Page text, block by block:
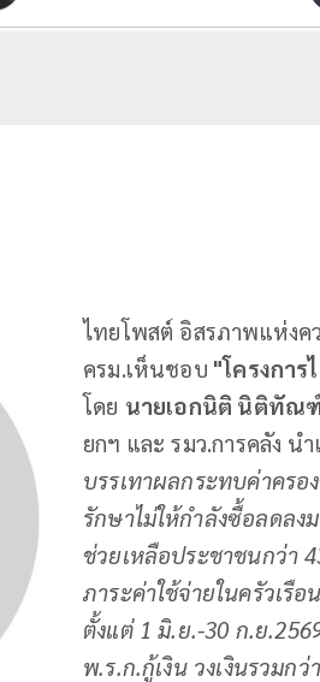
ไทยโพสต์ อิสรภาพแห่ง
ครม.เห็นชอบ "โครงกา
โดย นายเอกนิติ นิติทัณ
ยกฯ และ รมว.การคลัง นำ
บรรเทาผลกระทบค่าคร
รักษาไม่ให้กำลังซื้อลดลง
ช่วยเหลือประชาชนกว่า
ภาระค่าใช้จ่ายในครัวเรือ
ตั้งแต่ 1 มิ.ย.-30 ก.ย
พ.ร.ก.กู้เงิน วงเงินรวมก